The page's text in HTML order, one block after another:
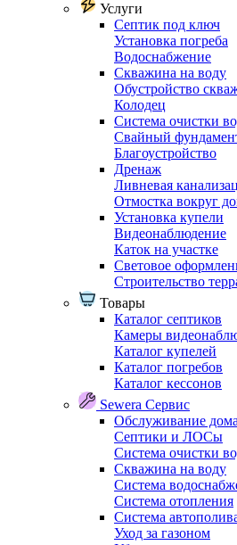
Услуги
Септик под ключ
Установка погреба
Водоснабжение
Скважина на воду
Обустройство
Колодец
Система очистки
Свайный
Благоустройство
Дренаж
Ливневая
Отмостка вокруг
Установка купели
Видеонаблюдение
Каток на участке
Световое
Строительство
Товары
Каталог септиков
Камеры
Каталог купелей
Каталог погребов
Каталог кессонов
Sewera Сервис
Обслуживание дома
Септики и ЛОСы
Система очистки
Скважина на воду
Система
Система отопления
Система
Уход за газоном